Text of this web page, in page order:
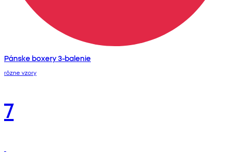
Pánske boxery 3-balenie
rôzne vzory
7